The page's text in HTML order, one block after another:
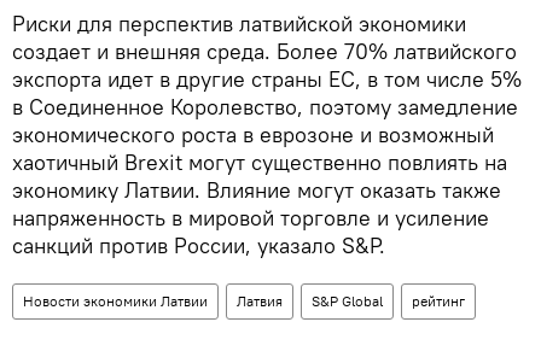
Риски для перспектив латвийской экономики
создает и внешняя среда. Более 70% латвийского
экспорта идет в другие страны ЕС, в том числе 5%
в Соединенное Королевство, поэтому замедление
экономического роста в еврозоне и возможный
хаотичный Brexit могут существенно повлиять на
экономику Латвии. Влияние могут оказать также
напряженность в мировой торговле и усиление
санкций против России, указало S&P.
Новости экономики Латвии Латвия S&P Global рейтинг